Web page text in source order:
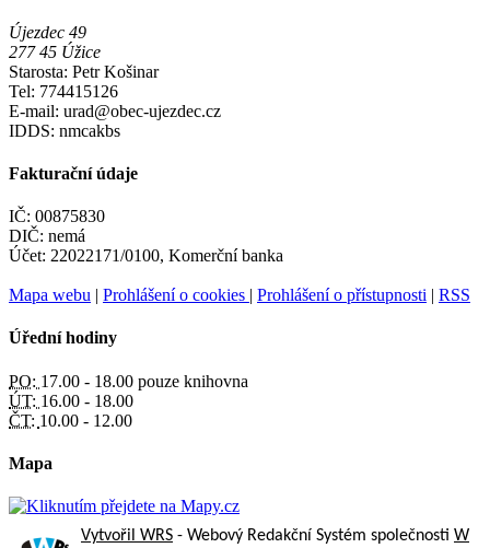
Újezdec 49
277 45 Úžice
Starosta: Petr Košinar
Tel: 774415126
E-mail: urad@obec-ujezdec.cz
IDDS: nmcakbs
Fakturační údaje
IČ: 00875830
DIČ: nemá
Účet: 22022171/0100, Komerční banka
Mapa webu | Prohlášení o cookies | Prohlášení o přístupnosti | RSS
Úřední hodiny
PO: 17.00 - 18.00 pouze knihovna
ÚT: 16.00 - 18.00
ČT: 10.00 - 12.00
Mapa
Vytvořil WRS - Webový Redakční Systém společnosti W